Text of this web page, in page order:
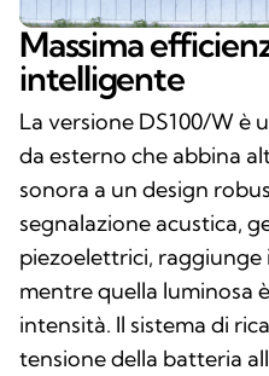
Massima
intelligente
La versione DS100/W è
da esterno che abbina
sonora a un design
segnalazione acustica,
piezoelettrici, raggiunge
mentre quella luminosa
intensità. Il sistema di
tensione della batteria